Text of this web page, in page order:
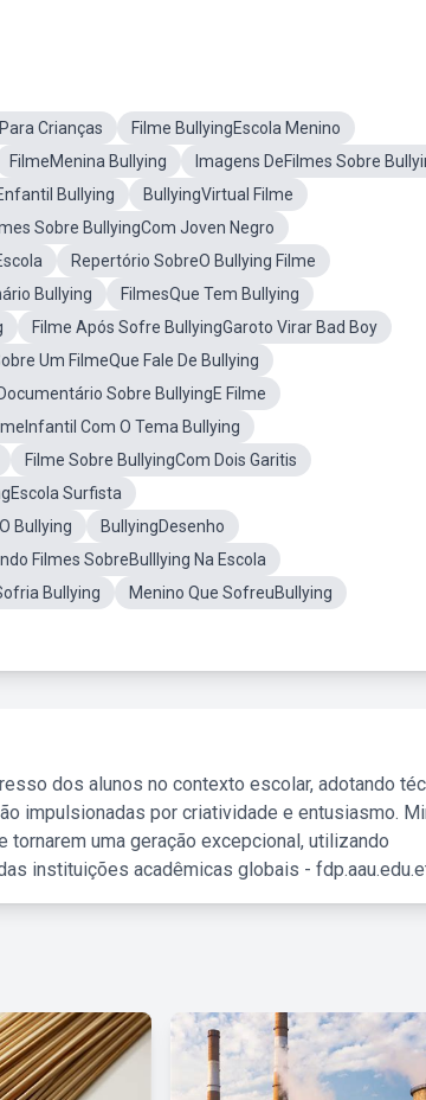
Crianças
Filme BullyingEscola Menino
FilmeMenina Bullying
Imagens DeFilmes Sobre
Bullying
BullyingVirtual Filme
Sobre BullyingCom Joven Negro
Repertório SobreO Bullying Filme
Bullying
FilmesQue Tem Bullying
Filme Após Sofre BullyingGaroto Virar Bad Boy
Um FilmeQue Fale De Bullying
Documentário Sobre BullyingE Filme
Com O Tema Bullying
Filme Sobre BullyingCom Dois Garitis
Surfista
Bullying
BullyingDesenho
Filmes SobreBulllying Na Escola
Bullying
Menino Que SofreuBullying
dos alunos no contexto escolar, adotando
impulsionadas por criatividade e entusiasmo.
uma geração excepcional, utilizando
instituições acadêmicas globais -